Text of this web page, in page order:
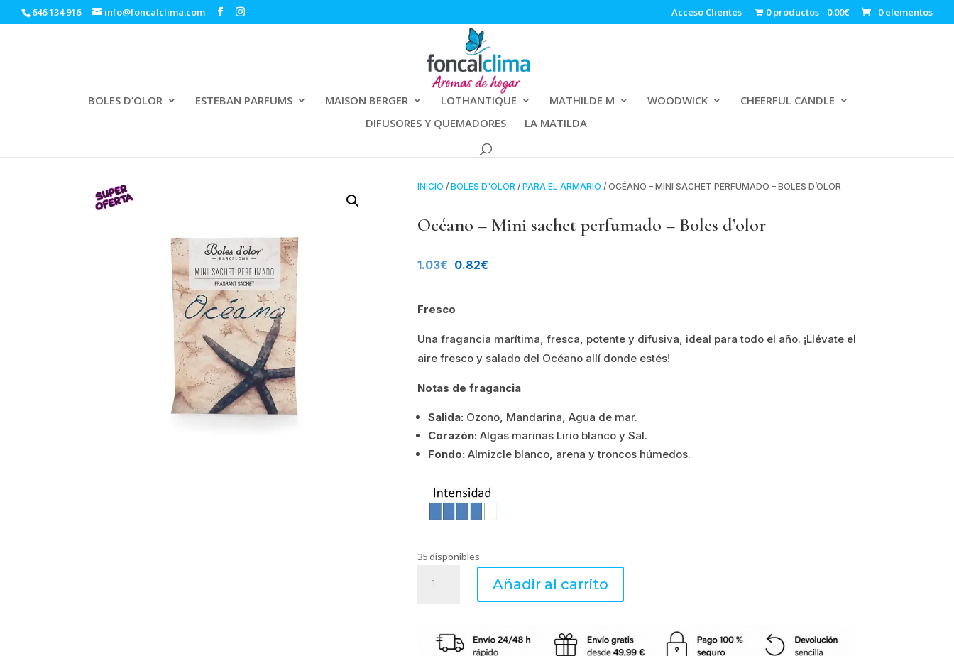
646 134 916 info@foncalclima.com Acceso Clientes 0 productos 0.00€ 0 elementos
BOLES D’OLOR ESTEBAN PARFUMS MAISON BERGER LOTHANTIQUE MATHILDE M WOODWICK
CHEERFUL CANDLE
DIFUSORES Y QUEMADORES
LA MATILDA
INICIO /BOLES D'OLOR /PARA EL ARMARIO / OCÉANO – MINI SACHET PERFUMADO – BOLES D’OLOR
Océano – Mini sachet perfumado – Boles d’olor
1.03€ El
original
era:
0.82€
es:
Fresco
Una fragancia marítima, fresca, potente y difusiva, ideal para todo el año. ¡Llévate el
aire fresco y salado del Océano allí donde estés!
Notas de fragancia
Salida: Ozono, Mandarina, Agua de mar.
Corazón:Algas marinas Lirio blanco y Sal.
Fondo:Almizcle blanco, arena y troncos húmedos.
35 disponibles
perfumado
Añadir al carrito